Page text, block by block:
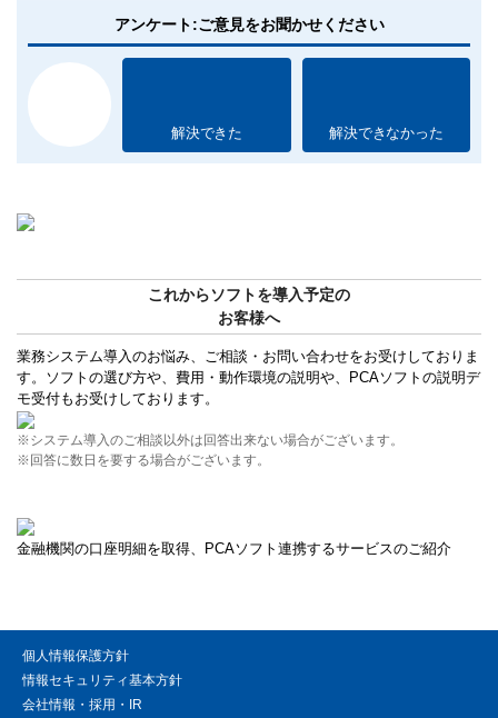
アンケート:ご意見をお聞かせください
解決できた 解決できなかった
これからソフトを導入予定の
お客様へ
業務システム導入のお悩み、ご相談・お問い合わせをお受けしておりま
す。ソフトの選び方や、費用・動作環境の説明や、PCAソフトの説明デ
モ受付もお受けしております。
※システム導入のご相談以外は回答出来ない場合がございます。
※回答に数日を要する場合がございます。
金融機関の口座明細を取得、PCAソフト連携するサービスのご紹介
個人情報保護方針
情報セキュリティ基本方針
会社情報・採用・IR